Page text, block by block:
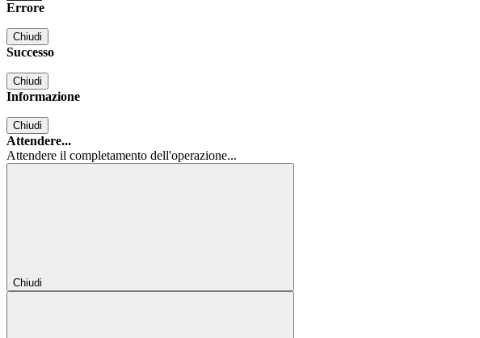
Errore
Chiudi
Successo
Chiudi
Informazione
Chiudi
Attendere...
Attendere il completamento dell'operazione...
Chiudi